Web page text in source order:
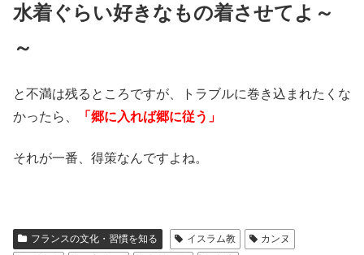
水着ぐらい好きなもの着させてよ～
～
と不満は残るところですが、トラブルに巻き込まれたくな
かったら、
「郷に入れば郷に従う」
それが一番、得策なんですよね。
フランスの文化・習慣を知る イスラム教
カンヌ